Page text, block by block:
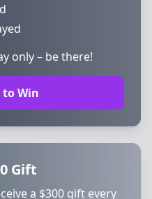
only – be there!
to Win
Gift
a $300 gift every